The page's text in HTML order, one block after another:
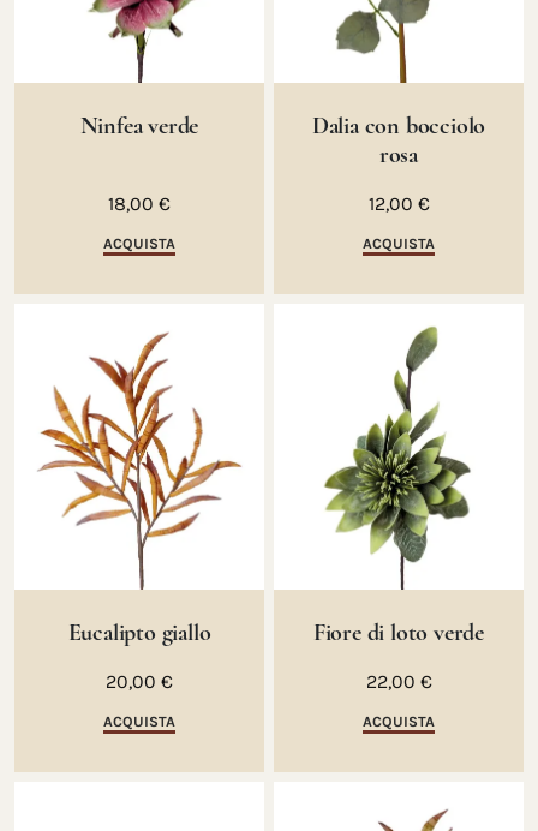
Ninfea verde
18,00 €
ACQUISTA
Dalia con bocciolo
rosa
12,00 €
ACQUISTA
Eucalipto giallo
20,00 €
ACQUISTA
Fiore di loto verde
22,00 €
ACQUISTA